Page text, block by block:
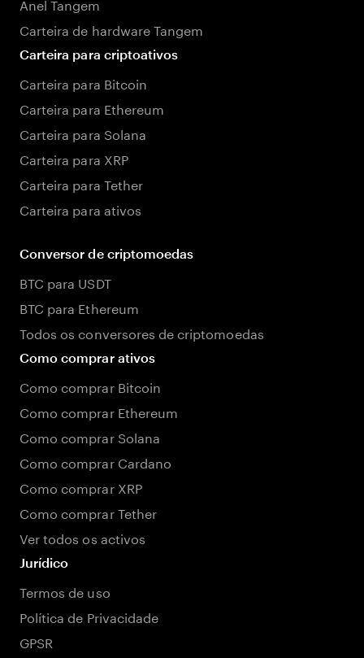
Carteira de hardware Tangem
Carteira para criptoativos
Carteira para Bitcoin
Carteira para Ethereum
Carteira para Solana
Carteira para XRP
Carteira para Tether
Carteira para ativos
Conversor de criptomoedas
BTC para USDT
BTC para Ethereum
Todos os conversores de criptomoedas
Como comprar ativos
Como comprar Bitcoin
Como comprar Ethereum
Como comprar Solana
Como comprar Cardano
Como comprar XRP
Como comprar Tether
Ver todos os activos
Jurídico
Termos de uso
Política de Privacidade
GPSR